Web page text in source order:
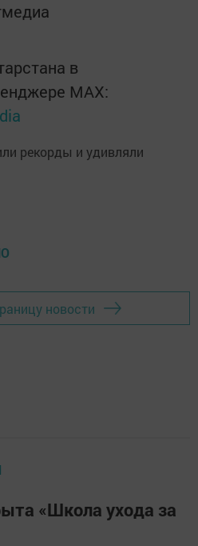
в
MАХ:
новости
«Школа ухода за